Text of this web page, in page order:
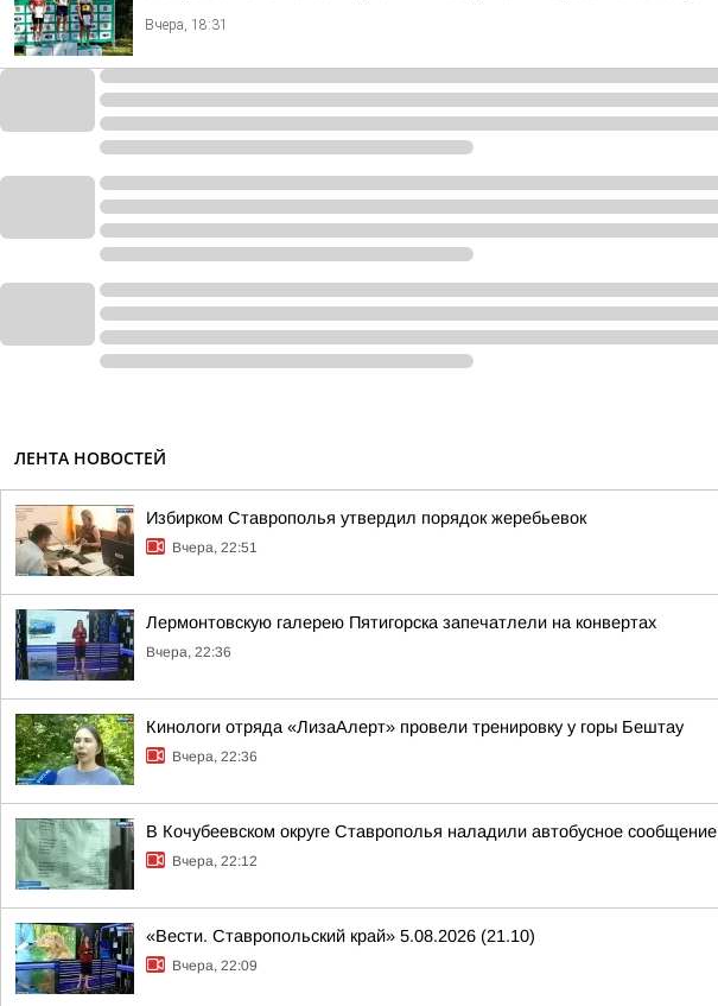
Вчера, 18:31
ЛЕНТА НОВОСТЕЙ
Избирком Ставрополья утвердил порядок жеребьевок
Вчера, 22:51
Лермонтовскую галерею Пятигорска запечатлели на конвертах
Вчера, 22:36
Кинологи отряда «ЛизаАлерт» провели тренировку у горы Бештау
Вчера, 22:36
В Кочубеевском округе Ставрополья наладили автобусное сообщение
Вчера, 22:12
«Вести. Ставропольский край» 5.08.2026 (21.10)
Вчера, 22:09